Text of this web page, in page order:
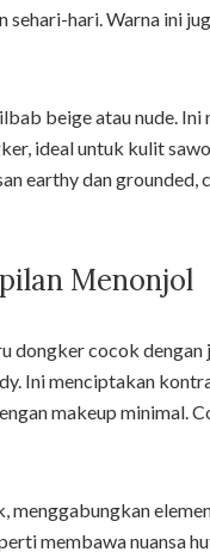
hari. Warna ini
beige atau nude.
ideal untuk kulit
earthy dan
Menonjol
dongker cocok
Ini menciptakan
makeup minimal.
menggabungkan
membawa nuansa